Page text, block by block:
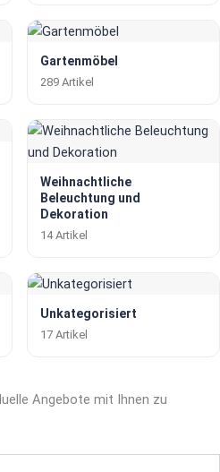
Gartenmöbel
289 Artikel
Weihnachtliche
Beleuchtung und
Dekoration
14 Artikel
Unkategorisiert
17 Artikel
Angebote mit Ihnen zu